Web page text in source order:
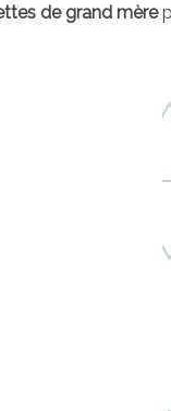
de grand mère